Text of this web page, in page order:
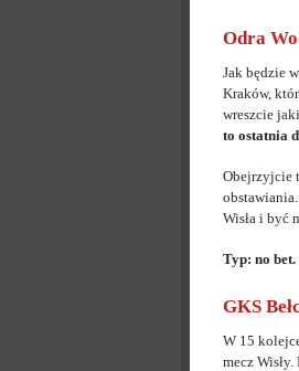
Odra
Jak będzie
Kraków,
wreszcie
to ostatnia
Obejrzyjcie
obstawiania.
Wisła i być
Typ: no bet.
GKS
W 15
mecz